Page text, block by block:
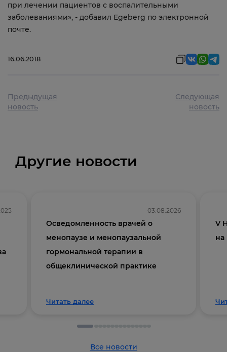
при лечении пациентов с воспалительными
заболеваниями», - добавил Egeberg по электронной
почте.
16.06.2018
Предыдущая
новость
Следующая
новость
Другие новости
03.08.2026
Осведомленность врачей о
менопаузе и менопаузальной
гормональной терапии в
общеклинической практике
Читать далее
V
на
Все новости